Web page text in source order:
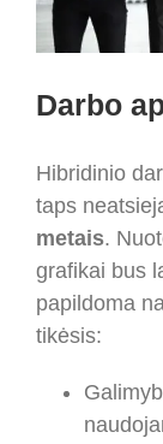
Darbo
Hibridinio
taps
metais.
grafikai bus
papildoma
tikėsis: